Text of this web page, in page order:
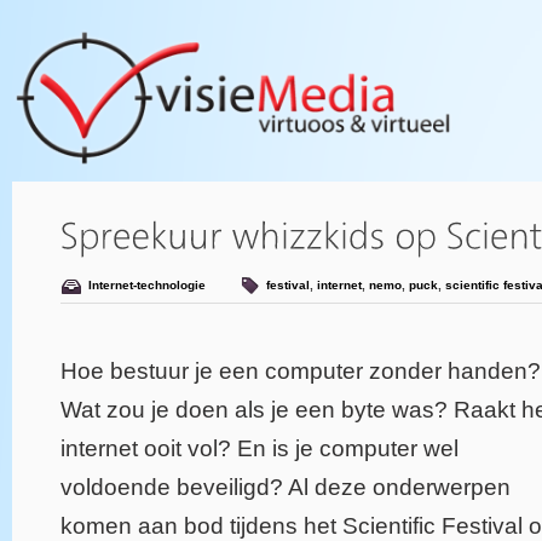
Internet-technologie festival, internet, nemo, puck, scientific
Hoe bestuur je een computer zonder handen?
Wat zou je doen als je een byte was? Raakt
internet ooit vol? En is je computer wel
voldoende beveiligd? Al deze onderwerpen
komen aan bod tijdens het Scientific Festival